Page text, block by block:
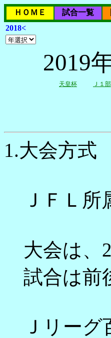
ＨＯＭＥ 試合一覧
2018<
2019
天皇杯 Ｊ１部
1.大会方式
ＪＦＬ所
大会は、
試合は前
Ｊリーグ